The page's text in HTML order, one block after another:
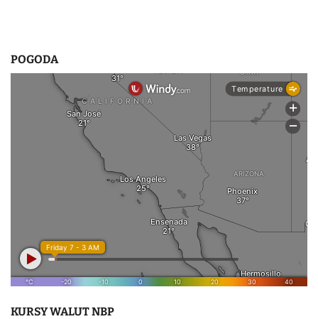
POGODA
KURSY WALUT NBP